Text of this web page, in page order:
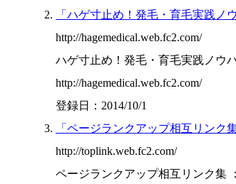
「ハゲ寸止め！発毛・育毛実践ノ
http://hagemedical.web.fc2.com/
ハゲ寸止め！発毛・育毛実践ノウ
http://hagemedical.web.fc2.com/
登録日：2014/10/1
「ページランクアップ相互リンク
http://toplink.web.fc2.com/
ページランクアップ相互リンク集